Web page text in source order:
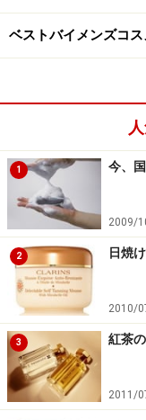
ベストバイメンズコス
1 今、
2009/
2 日焼
2010/
3 紅茶
2011/